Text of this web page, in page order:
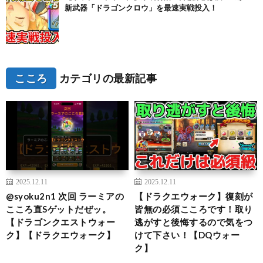
新武器「ドラゴンクロウ」を最速実戦投入！
こころ カテゴリの最新記事
2025.12.11
@syoku2n1 次回 ラーミアの
こころ直Sゲットだぜッ。
【ドラゴンクエストウォー
ク】【ドラクエウォーク】
2025.12.11
【ドラクエウォーク】復刻が
皆無の必須こころです！取り
逃がすと後悔するので気をつ
けて下さい！【DQウォー
ク】